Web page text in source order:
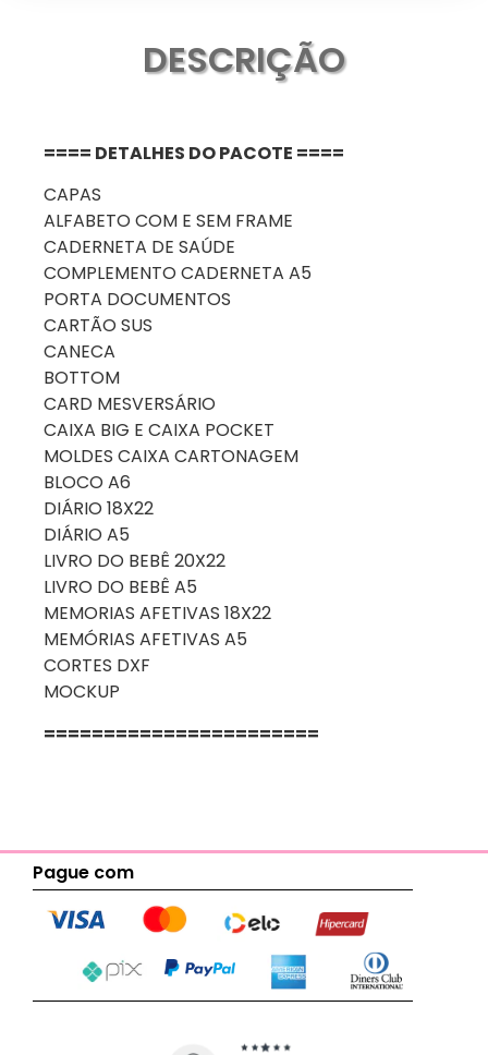
DESCRIÇÃO
==== DETALHES DO PACOTE ====
CAPAS
ALFABETO COM E SEM FRAME
CADERNETA DE SAÚDE
COMPLEMENTO CADERNETA A5
PORTA DOCUMENTOS
CARTÃO SUS
CANECA
BOTTOM
CARD MESVERSÁRIO
CAIXA BIG E CAIXA POCKET
MOLDES CAIXA CARTONAGEM
BLOCO A6
DIÁRIO 18X22
DIÁRIO A5
LIVRO DO BEBÊ 20X22
LIVRO DO BEBÊ A5
MEMORIAS AFETIVAS 18X22
MEMÓRIAS AFETIVAS A5
CORTES DXF
MOCKUP
=======================
Pague com